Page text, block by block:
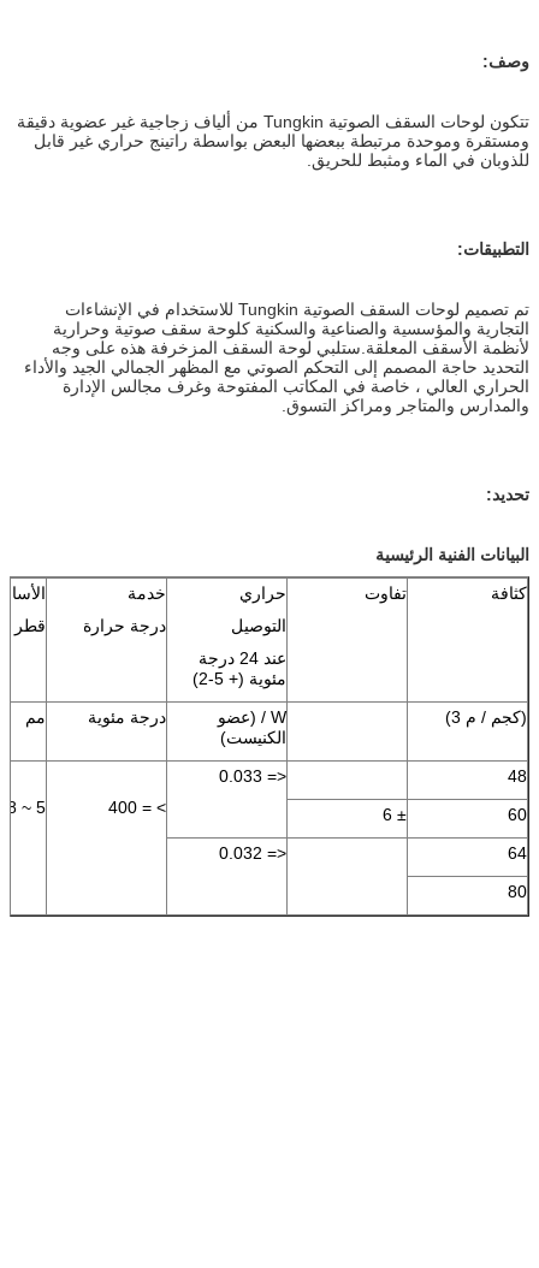
وصف:
تتكون لوحات السقف الصوتية Tungkin من ألياف زجاجية غير عضوية دقيقة
ومستقرة وموحدة مرتبطة ببعضها البعض بواسطة راتينج حراري غير قابل
للذوبان في الماء ومثبط للحريق.
التطبيقات:
تم تصميم لوحات السقف الصوتية Tungkin للاستخدام في الإنشاءات
التجارية والمؤسسية والصناعية والسكنية كلوحة سقف صوتية وحرارية
لأنظمة الأسقف المعلقة.ستلبي لوحة السقف المزخرفة هذه على وجه
التحديد حاجة المصمم إلى التحكم الصوتي مع المظهر الجمالي الجيد والأداء
الحراري العالي ، خاصة في المكاتب المفتوحة وغرف مجالس الإدارة
والمدارس والمتاجر ومراكز التسوق.
تحديد:
البيانات الفنية الرئيسية
كثافة
تفاوت
حراري
التوصيل
عند 24 درجة
مئوية (+ 5-2)
خدمة
درجة حرارة
قطر
(كجم / م 3)
W / (عضو
الكنيست)
درجة مئوية مم
48
<= 0.033
> = 400
5 ~ 8 60
± 6
64
<= 0.032
80